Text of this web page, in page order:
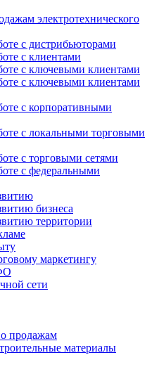
электротехнического
с дистрибьюторами
с клиентами
с ключевыми клиентами
с ключевыми клиентами
с корпоративными
с локальными торговыми
с торговыми сетями
с федеральными
бизнеса
территории
маркетингу
сети
продажам
материалы